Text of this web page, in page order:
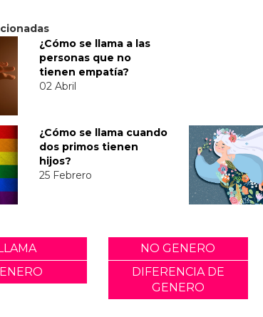
¿Cómo se llama a las
personas que no
tienen empatía?
02 Abril
¿Cómo se llama cuando
dos primos tienen
hijos?
25 Febrero
NO GENERO
DIFERENCIA DE
GENERO